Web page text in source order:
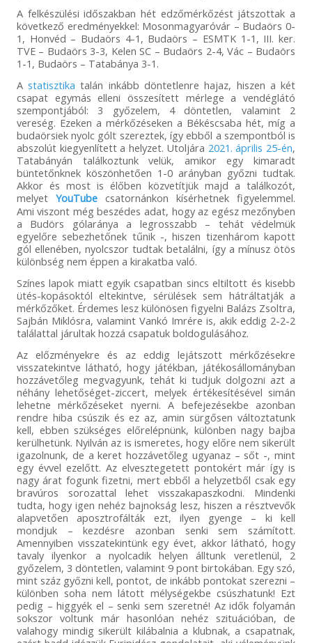
A felkészülési időszakban hét edzőmérkőzést játszottak a
következő eredményekkel: Mosonmagyaróvár – Budaörs 0-
1, Honvéd – Budaörs 4-1, Budaörs – ESMTK 1-1, III. ker.
TVE – Budaörs 3-3, Kelen SC – Budaörs 2-4, Vác – Budaörs
1-1, Budaörs – Tatabánya 3-1.
Astatisztika talán inkább döntetlenre hajaz, hiszen a két
csapat egymás elleni összesített mérlege a vendéglátó
szempontjából: 3 győzelem, 4 döntetlen, valamint 2
vereség. Ezeken a mérkőzéseken a Békéscsaba hét, míg a
budaörsiek nyolc gólt szereztek, így ebből a szempontból is
abszolút kiegyenlített a helyzet. Utoljára 2021. április 25-én,
Tatabányán találkoztunk velük, amikor egy kimaradt
büntetőnknek köszönhetően 1-0 arányban győzni tudtak.
Akkor és most is élőben közvetítjük majd a találkozót,
melyet YouTubecsatornánkon kísérhetnek figyelemmel.
Ami viszont még beszédes adat, hogy az egész mezőnyben
a Budörs gólaránya a legrosszabb – tehát védelmük
egyelőre sebezhetőnek tűnik -, hiszen tizenhárom kapott
gól ellenében, nyolcszor tudtak betalálni, így a mínusz ötös
különbség nem éppen a kirakatba való.
Színes lapok miatt egyik csapatban sincs eltiltott és kisebb
ütés-kopásoktól eltekintve, sérülések sem hátráltatják a
mérkőzőket. Érdemes lesz különösen figyelni Balázs Zsoltra,
Sajbán Miklósra, valamint Vankó Imrére is, akik eddig 2-2-2
találattal járultak hozzá csapatuk boldogulásához.
Az előzményekre és az eddig lejátszott mérkőzésekre
visszatekintve látható, hogy játékban, játékosállományban
hozzávetőleg megvagyunk, tehát ki tudjuk dolgozni azt a
néhány lehetőséget-ziccert, melyek értékesítésével simán
lehetne mérkőzéseket nyerni. A befejezésekbe azonban
rendre hiba csúszik és ez az, amin sürgősen változtatunk
kell, ebben szükséges előrelépnünk, különben nagy bajba
kerülhetünk. Nyilván az is ismeretes, hogy előre nem sikerült
igazolnunk, de a keret hozzávetőleg ugyanaz – sőt -, mint
egy évvel ezelőtt. Az elvesztegetett pontokért már így is
nagy árat fogunk fizetni, mert ebből a helyzetből csak egy
bravúros sorozattal lehet visszakapaszkodni. Mindenki
tudta, hogy igen nehéz bajnokság lesz, hiszen a résztvevők
alapvetően aposztrofálták ezt, ilyen gyenge – ki kell
mondjuk – kezdésre azonban senki sem számított.
Amennyiben visszatekintünk egy évet, akkor látható, hogy
tavaly ilyenkor a nyolcadik helyen álltunk veretlenül, 2
győzelem, 3 döntetlen, valamint 9 pont birtokában. Egy szó,
mint száz győzni kell, pontot, de inkább pontokat szerezni –
különben soha nem látott mélységekbe csúszhatunk! Ezt
pedig – higgyék el – senki sem szeretné! Az idők folyamán
sokszor voltunk már hasonlóan nehéz szituációban, de
valahogy mindig sikerült kilábalnia a klubnak, a csapatnak,